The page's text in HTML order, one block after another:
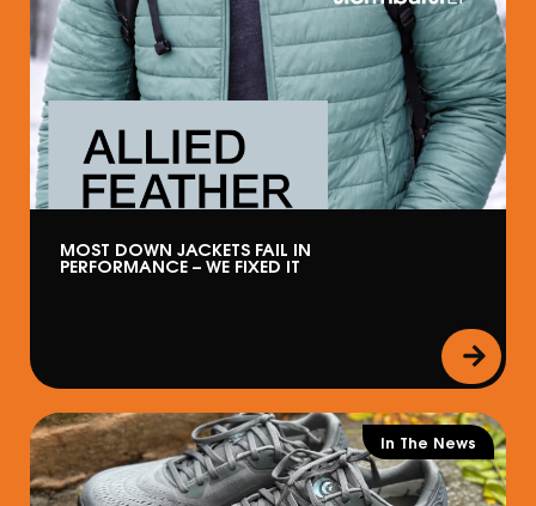
MOST DOWN JACKETS FAIL IN
PERFORMANCE – WE FIXED IT
In The News